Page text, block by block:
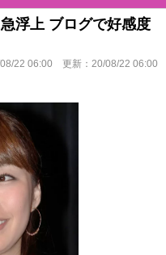
浮上 ブログで好感度
22 06:00 更新： 20/08/22 06:00